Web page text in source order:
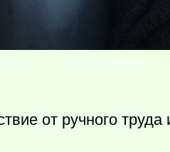
от ручного труда